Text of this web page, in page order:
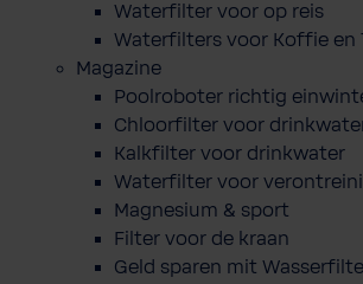
Waterfilter voor op reis
Waterfilters voor Koffie en
Magazine
Poolroboter richtig
Chloorfilter voor
Kalkfilter voor drinkwater
Waterfilter voor
Magnesium & sport
Filter voor de kraan
Geld sparen mit